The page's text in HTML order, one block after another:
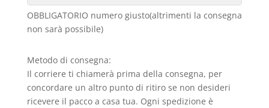
OBBLIGATORIO numero giusto(altrimenti la consegna
non sarà possibile)
Metodo di consegna:
Il corriere ti chiamerà prima della consegna, per
concordare un altro punto di ritiro se non desideri
ricevere il pacco a casa tua. Ogni spedizione è